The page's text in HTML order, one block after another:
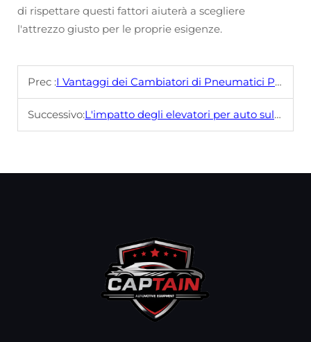
di rispettare questi fattori aiuterà a scegliere
l'attrezzo giusto per le proprie esigenze.
Prec :I Vantaggi dei Cambiatori di Pneumatici Portatili per Meccanici Mobili
Successivo:L'impatto degli elevatori per auto sull'efficienza della manutenzione veicolare